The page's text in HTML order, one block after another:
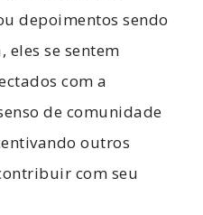
depoimentos sendo
eles se sentem
com a
de comunidade
outros
com seu